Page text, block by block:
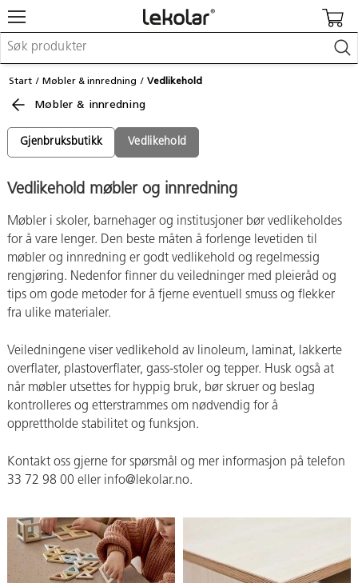
Møbler & innredning
Lekeplassutstyr & utemiljø
Kunst & håndverk
Leker & sykler
Pedagogisk materiell
Barnevogner & småbarnsutstyr
Logge inn / registrere meg
Kontakt oss
Kampanjer/kataloger
Start Møbler & innredning Vedlikehold
Møbler & innredning
Gjenbruksbutikk Vedlikehold
Vedlikehold møbler og innredning
Møbler i skoler, barnehager og institusjoner bør vedlikeholdes
for å vare lenger. Den beste måten å forlenge levetiden til
møbler og innredning er godt vedlikehold og regelmessig
rengjøring. Nedenfor finner du veiledninger med pleieråd og
tips om gode metoder for å fjerne eventuell smuss og flekker
fra ulike materialer.
Veiledningene viser vedlikehold av linoleum, laminat, lakkerte
overflater, plastoverflater, gass-stoler og tepper. Husk også at
når møbler utsettes for hyppig bruk, bør skruer og beslag
kontrolleres og etterstrammes om nødvendig for å
opprettholde stabilitet og funksjon.
Kontakt oss gjerne for spørsmål og mer informasjon på telefon
33 72 98 00 eller info@lekolar.no.